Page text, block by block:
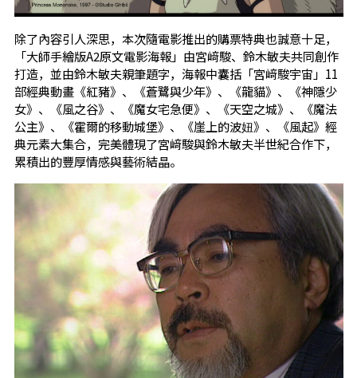
除了內容引人深思，本次隨電影推出的購票特典也誠意十足，
「大師手繪版A2原文電影海報」由宮﨑駿、鈴木敏夫共同創作
打造，並由鈴木敏夫親筆題字，海報中囊括「宮﨑駿宇宙」11
部經典動畫《紅豬》、《蒼鷺與少年》、《龍貓》、《神隱少
女》、《風之谷》、《魔女宅急便》、《天空之城》、《魔法
公主》、《霍爾的移動城堡》、《崖上的波妞》、《風起》經
典元素大集合，完美體現了宮﨑駿與鈴木敏夫半世紀合作下，
累積出的豐厚情感與藝術結晶。